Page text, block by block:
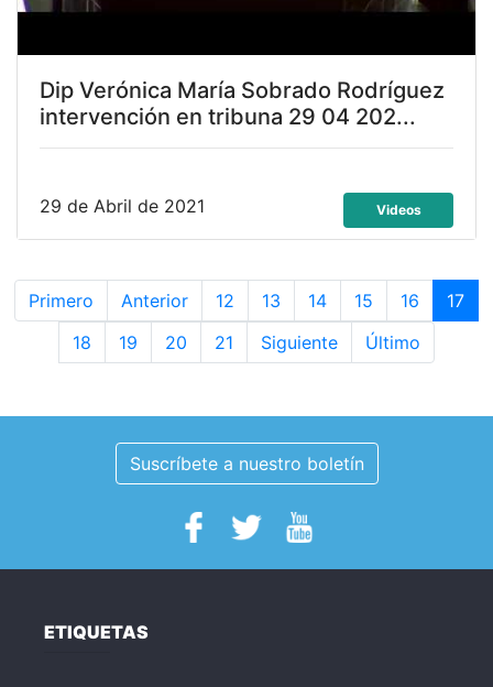
Dip Verónica María Sobrado Rodríguez
intervención en tribuna 29 04 202...
29 de Abril de 2021 Videos
Primero Anterior 12 13 14 15 16
17
18
19 20 21 Siguiente Último
Suscríbete a nuestro boletín
ETIQUETAS